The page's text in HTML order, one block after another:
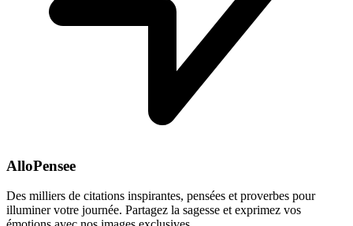
AlloPensee
Des milliers de citations inspirantes, pensées et proverbes pour
illuminer votre journée. Partagez la sagesse et exprimez vos